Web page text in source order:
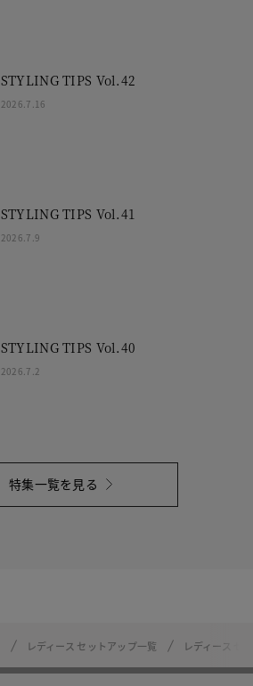
STYLING TIPS Vol.42
2026.7.16
STYLING TIPS Vol.41
2026.7.9
STYLING TIPS Vol.40
2026.7.2
特集一覧を見る
レディース セットアップ一覧 レディース セ